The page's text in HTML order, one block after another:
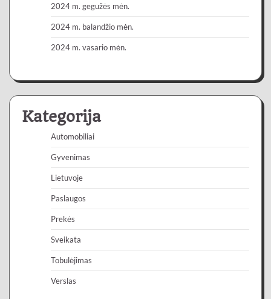
2024 m. gegužės mėn.
2024 m. balandžio mėn.
2024 m. vasario mėn.
Kategorija
Automobiliai
Gyvenimas
Lietuvoje
Paslaugos
Prekės
Sveikata
Tobulėjimas
Verslas